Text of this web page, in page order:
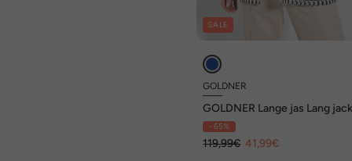
SALE
GOLDNER
GOLDNER Lange jas Lang
kantlook
- 65%
119,99€ 41,99€